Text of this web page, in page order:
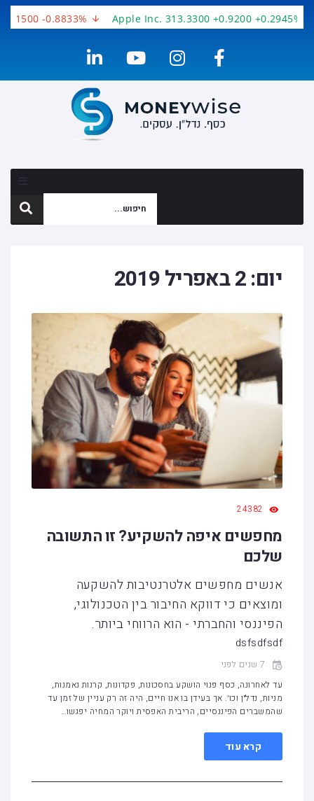
-0.8833% Apple Inc. 313.3300 +0.9200 +0.2945%
יום:2 באפריל 2019
24382
מחפשים איפה להשקיע? זו התשובה
שלכם
אנשים מחפשים אלטרנטיבות להשקעה
ומוצאים כי דווקא החיבור בין הטכנולוגי,
הפיננסי והחברתי - הוא הרווחי ביותר.
dsfsdfsdf
7 שנים לפני
עד לאחרונה, כסף פנוי הושקע בחסכונות, פקדונות, קרנות נאמנות,
מניות, נדל״ן וכו׳. אך בעידן בו אנו חיים, היה זה רק עניין של זמן עד
שהמשברים הפיננסיים, הריבית האפסית ויוקר המחיה יפגשו…
קרא עוד